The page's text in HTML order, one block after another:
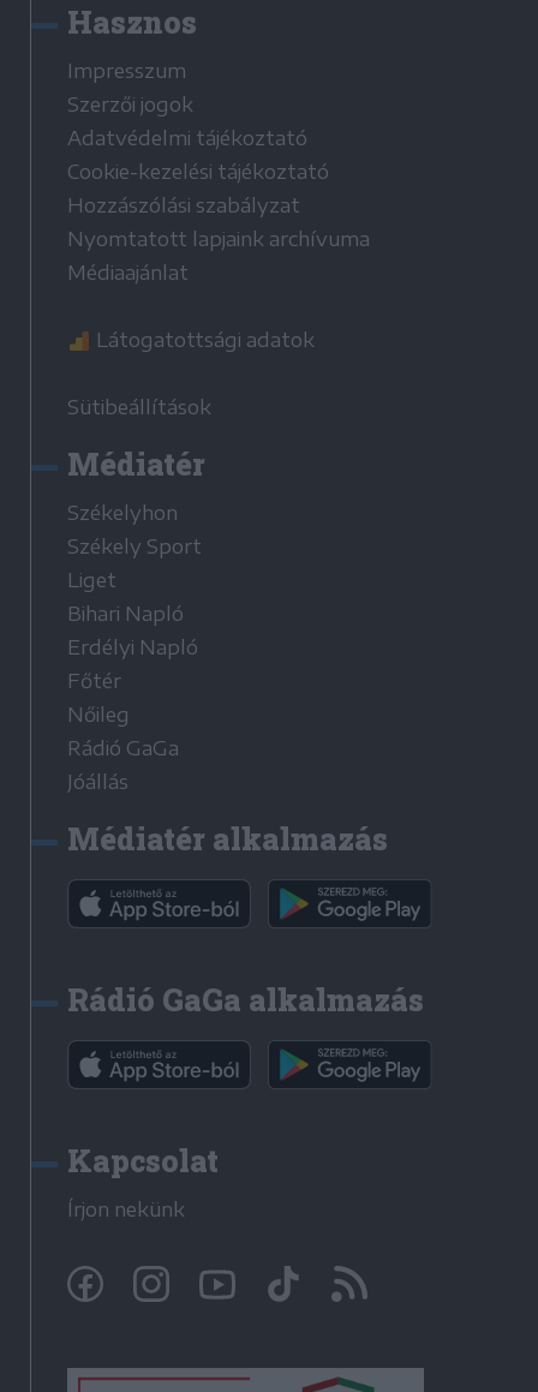
Hasznos
Impresszum
Szerzői jogok
Adatvédelmi tájékoztató
Cookie-kezelési tájékoztató
Hozzászólási szabályzat
Nyomtatott lapjaink archívuma
Médiaajánlat
Látogatottsági adatok
Sütibeállítások
Médiatér
Székelyhon
Székely Sport
Liget
Bihari Napló
Erdélyi Napló
Főtér
Nőileg
Rádió GaGa
Jóállás
Médiatér alkalmazás
Rádió GaGa alkalmazás
Kapcsolat
Írjon nekünk